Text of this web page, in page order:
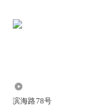
滨海路78号